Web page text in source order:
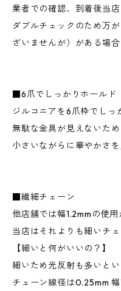
業者での確認、到着後当
ダブルチェックのため万
ざいませんが）がある場合
■6爪でしっかりホールド
ジルコニアを6爪枠でしっ
無駄な金具が見えないた
小さいながらに華やか
■繊細チェーン
他店舗では幅1.2mmの使用
当店はそれよりも細いチェ
【細いと何がいいの？】
細いため光反射も多いとい
チェーン線径は0.25mm 幅